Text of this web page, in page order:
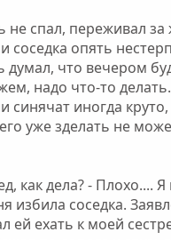
не спал, переживал за
соседка опять
думал, что вечером
надо что-то
синячат иногда
уже зделать не
как дела? - Плохо.... Я
избила соседка.
ей ехать к моей